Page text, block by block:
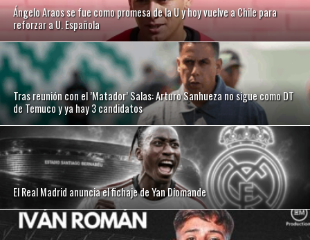
Ángelo Araos se fue como promesa de la U y hoy vuelve a Chile para
reforzar a U. Española
Tras reunión con el ’Matador’ Salas: Arturo Sanhueza no sigue como DT
de Temuco y ya hay 3 candidatos
El Real Madrid anuncia el fichaje de Yan Diomande